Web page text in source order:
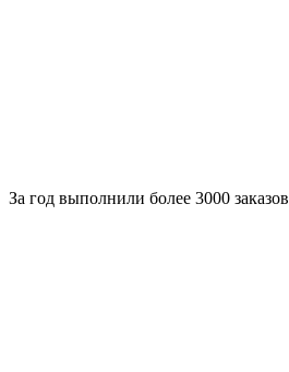
За год выполнили более 3000 заказов